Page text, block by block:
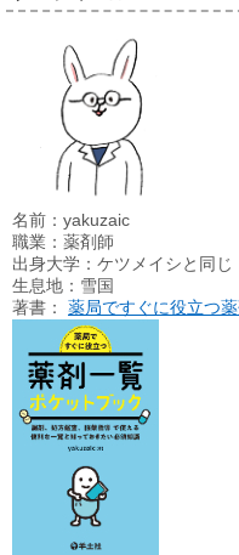
名前：yakuzaic
職業：薬剤師
出身大学：ケツメイシと同じ
生息地：雪国
著書： 薬局ですぐに役立つ